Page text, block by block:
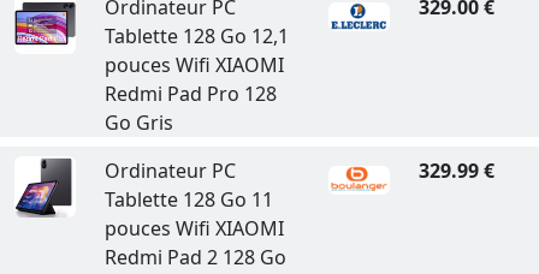
Ordinateur PC
Tablette 128 Go 12,1
pouces Wifi XIAOMI
Redmi Pad Pro 128
Go Gris
329.00 €
Ordinateur PC
Tablette 128 Go 11
pouces Wifi XIAOMI
Redmi Pad 2 128 Go
329.99 €